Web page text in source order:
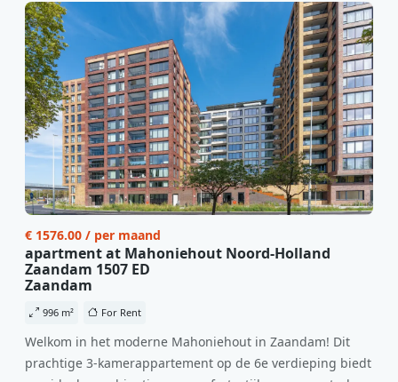
€ 1576.00 / per maand
apartment at Mahoniehout Noord-Holland
Zaandam 1507 ED
Zaandam
996 m² For Rent
Welkom in het moderne Mahoniehout in Zaandam! Dit
prachtige 3-kamerappartement op de 6e verdieping biedt